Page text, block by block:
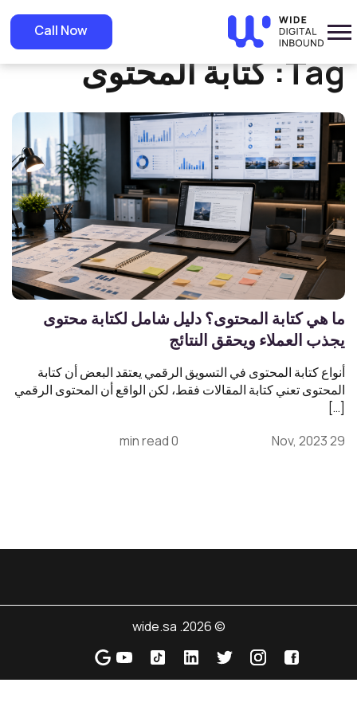
Call Now Home
» كتابة المحتوى
Tag: كتابة المحتوى
ما هي كتابة المحتوى؟ دليل شامل لكتابة محتوى
يجذب العملاء ويحقق النتائج
أنواع كتابة المحتوى في التسويق الرقمي يعتقد البعض أن كتابة
المحتوى تعني كتابة المقالات فقط، لكن الواقع أن المحتوى الرقمي
[…]
29 Nov, 2023
0 min read
© 2026. wide.sa